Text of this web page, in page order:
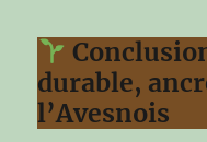
durable,
l’Avesnois